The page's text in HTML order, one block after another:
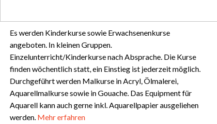
Es werden Kinderkurse sowie Erwachsenenkurse
angeboten. In kleinen Gruppen.
Einzelunterricht/Kinderkurse nach Absprache. Die Kurse
finden wöchentlich statt, ein Einstieg ist jederzeit möglich.
Durchgeführt werden Malkurse in Acryl, Ölmalerei,
Aquarellmalkurse sowie in Gouache. Das Equipment für
Aquarell kann auch gerne inkl. Aquarellpapier ausgeliehen
werden. Mehr erfahren